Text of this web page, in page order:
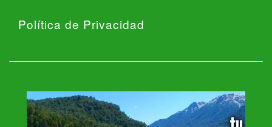
Política de Privacidad